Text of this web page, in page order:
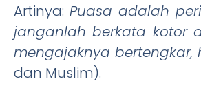
Artinya: Puasa adalah
janganlah berkata kotor
mengajaknya bertengkar,
dan Muslim).